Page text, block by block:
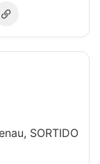
SORTIDO